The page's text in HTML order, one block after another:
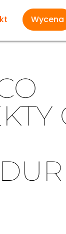
Wycena